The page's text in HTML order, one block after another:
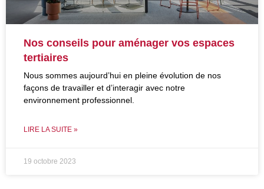
Nos conseils pour aménager vos espaces
tertiaires
Nous sommes aujourd’hui en pleine évolution de nos
façons de travailler et d’interagir avec notre
environnement professionnel.
LIRE LA SUITE »
19 octobre 2023